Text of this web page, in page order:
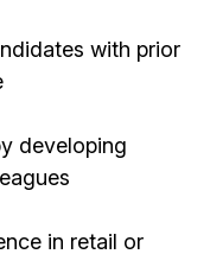
with prior
developing
in retail or